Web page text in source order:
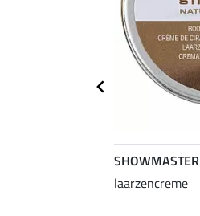
SHOWMASTER
laarzencreme